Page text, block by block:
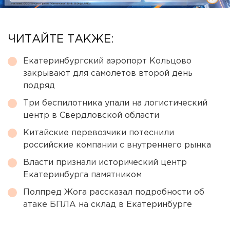
ЧИТАЙТЕ ТАКЖЕ:
Екатеринбургский аэропорт Кольцово
закрывают для самолетов второй день
подряд
Три беспилотника упали на логистический
центр в Свердловской области
Китайские перевозчики потеснили
российские компании с внутреннего рынка
Власти признали исторический центр
Екатеринбурга памятником
Полпред Жога рассказал подробности об
атаке БПЛА на склад в Екатеринбурге